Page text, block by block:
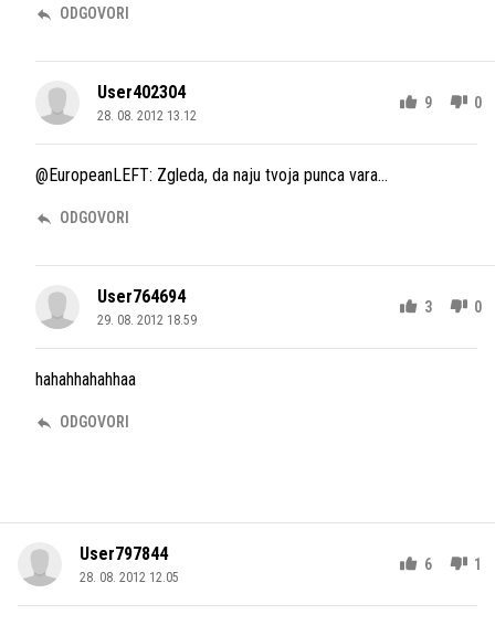
ODGOVORI
User402304
28. 08. 2012 13.12
9 0
@EuropeanLEFT: Zgleda, da naju tvoja punca vara...
ODGOVORI
User764694
29. 08. 2012 18.59
3 0
hahahhahahhaa
ODGOVORI
User797844
28. 08. 2012 12.05
6 1